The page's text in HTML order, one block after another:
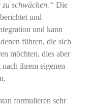
schwächen.“ Die
und
und kann
führen, die sich
möchten, dies aber
ihrem eigenen
formulieren sehr